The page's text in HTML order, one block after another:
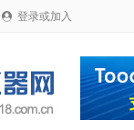
 登录或加入